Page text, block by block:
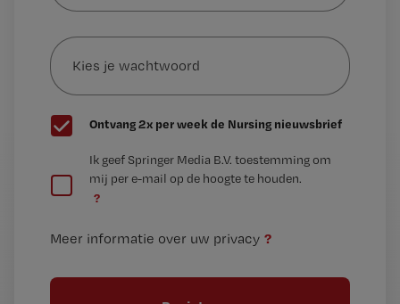
mailadres?
Kies
je
wachtwoord
G
e
t
Ontvang 2x per week de Nursing nieuwsbrief
e
t
Ik geef Springer Media B.V. toestemming om
mij per e-mail op de hoogte te houden.
?
Meer informatie over uw privacy ?